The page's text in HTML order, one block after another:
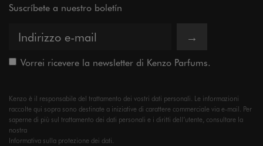
Suscríbete a nuestro boletín
→
Vorrei ricevere la newsletter di Kenzo Parfums.
Kenzo è il responsabile del trattamento dei vostri dati personali. Le informazioni
raccolte qui sopra sono destinate a iniziative di carattere commerciale via e-mail. Per
saperne di più sul trattamento dei dati personali e i diritti dell’utente, consultare la
nostra
Informativa sulla protezione dei dati.